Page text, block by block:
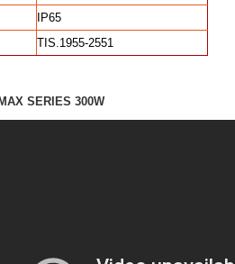
IP65
TIS.1955-2551
SERIES 300W